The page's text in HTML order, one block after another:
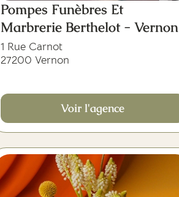
Pompes Funèbres Et
Marbrerie Berthelot - Vernon
1 Rue Carnot
27200 Vernon
Voir l'agence